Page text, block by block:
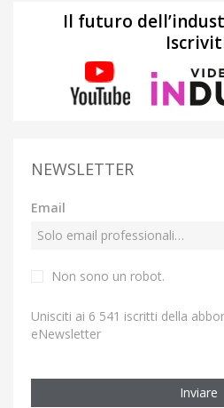
Il futuro
NEWSLETTER
Email
Non sono un robot.
Unisciti ai 6 541 iscritti della
eNewsletter
Inviare